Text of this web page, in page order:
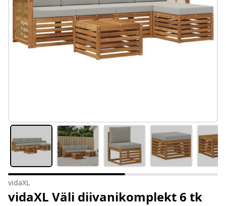
vidaXL
vidaXL Väli diivanikomplekt 6 tk